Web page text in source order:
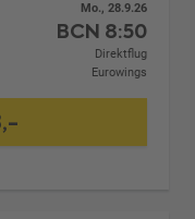
Mo., 28.9.26
BCN 8:50
Direktflug
Eurowings